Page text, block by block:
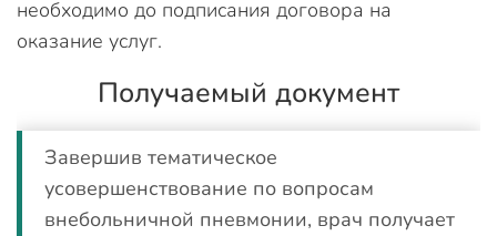
необходимо до подписания договора на
оказание услуг.
Получаемый документ
Завершив тематическое
усовершенствование по вопросам
внебольничной пневмонии, врач получает